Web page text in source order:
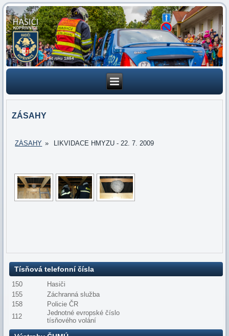
ZÁSAHY
ZÁSAHY » LIKVIDACE HMYZU - 22. 7. 2009
Tísňová telefonní čísla
150
Hasiči
155
Záchranná služba
158
Policie ČR
112
Jednotné evropské číslo
tísňového volání